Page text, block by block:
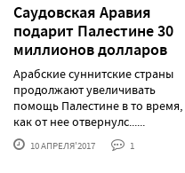
Саудовская Аравия
подарит Палестине 30
миллионов долларов
Арабские суннитские страны
продолжают увеличивать
помощь Палестине в то время,
как от нее отвернулс......
10 АПРЕЛЯ'2017 1